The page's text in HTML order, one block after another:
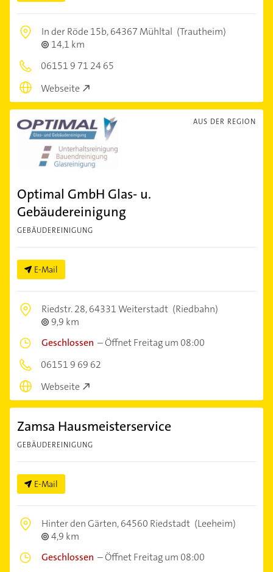
In der Röde 15b,64367 Mühltal (Trautheim)
14,1 km
06151 9 71 24 65
Webseite
AUS DER REGION
Optimal GmbH Glas- u.
Gebäudereinigung
GEBÄUDEREINIGUNG
E-Mail
Riedstr. 28,64331 Weiterstadt (Riedbahn)
9,9 km
Geschlossen –Öffnet Freitag um 08:00
06151 9 69 62
Webseite
Zamsa Hausmeisterservice
GEBÄUDEREINIGUNG
E-Mail
Hinter den Gärten,64560 Riedstadt (Leeheim)
4,9 km
Geschlossen –Öffnet Freitag um 08:00